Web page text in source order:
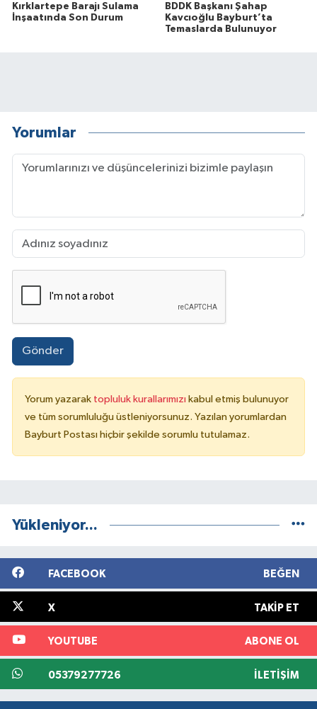
Kırklartepe Barajı Sulama
İnşaatında Son Durum
BDDK Başkanı Şahap
Kavcıoğlu Bayburt’ta
Temaslarda Bulunuyor
Yorumlar
Gönder
Yorum yazarak topluluk kurallarımızı kabul etmiş bulunuyor
ve tüm sorumluluğu üstleniyorsunuz. Yazılan yorumlardan
Bayburt Postası hiçbir şekilde sorumlu tutulamaz.
Yükleniyor...
FACEBOOK BEĞEN
X TAKIP ET
YOUTUBE ABONE OL
05379277726 İLETIŞIM